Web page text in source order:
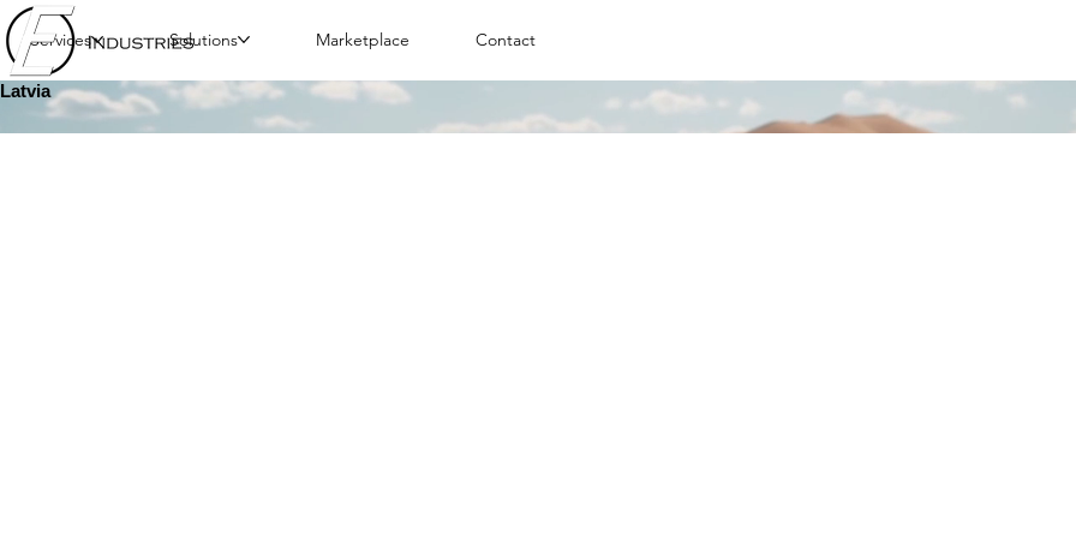
Services Solutions Marketplace Contact
Latvia